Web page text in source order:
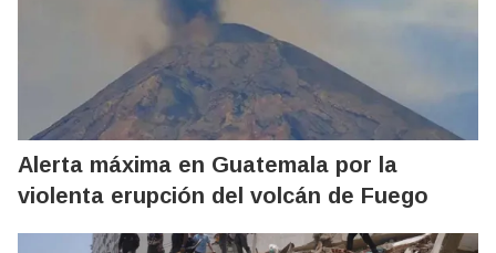
Alerta máxima en Guatemala por la
violenta erupción del volcán de Fuego